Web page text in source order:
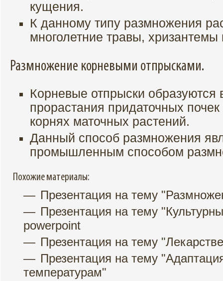
кущения.
К данному типу размножения
многолетние травы, хризантемы
Размножение корневыми отпрысками.
Корневые отпрыски образуются
прорастания придаточных
корнях маточных растений.
Данный способ размножения
промышленным способом
Похожие материалы:
Презентация на тему
Презентация на тему
powerpoint
Презентация на тему
температурам"